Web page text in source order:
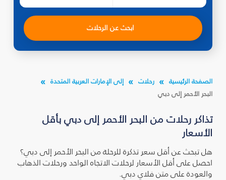
ابحث عن الرحلات
الصفحة الرئيسية رحلات
إلى الإمارات العربية المتحدة
البحر الأحمر إلى دبي
تذاكر رحلات من البحر الأحمر إلى دبي بأقل
الأسعار
هل تبحث عن أقل سعر تذكرة للرحلة من البحر الأحمر إلى دبي؟
احصل على أقل الأسعار لرحلات الاتجاه الواحد ورحلات الذهاب
والعودة على متن فلاي دبي.